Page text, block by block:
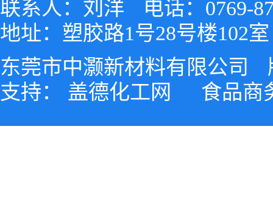
联系人：刘洋
电话：0769-
地址：塑胶路1号28号楼102室
东莞市中灏新材料有限公司
支持： 盖德化工网 食品商